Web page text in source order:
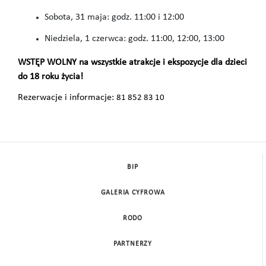
Sobota, 31 maja: godz. 11:00 i 12:00
Niedziela, 1 czerwca: godz. 11:00, 12:00, 13:00
WSTĘP WOLNY na wszystkie atrakcje i ekspozycje dla dzieci
do 18 roku życia!
Rezerwacje i informacje: 81 852 83 10
BIP
GALERIA CYFROWA
RODO
PARTNERZY